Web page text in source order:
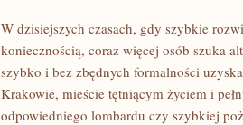
W dzisiejszych czasach, gdy szybkie
koniecznością, coraz więcej osób szuka
szybko i bez zbędnych formalności
Krakowie, mieście tętniącym życiem i
odpowiedniego lombardu czy szybkiej